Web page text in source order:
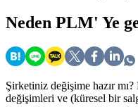
Neden PLM' Ye
Şirketiniz değişime hazır
değişimleri ve (küresel bir